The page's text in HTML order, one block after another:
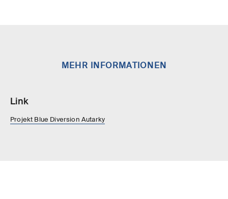
MEHR INFORMATIONEN
Link
Projekt Blue Diversion Autarky